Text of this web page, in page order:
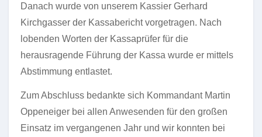
Danach wurde von unserem Kassier Gerhard
Kirchgasser der Kassabericht vorgetragen. Nach
lobenden Worten der Kassaprüfer für die
herausragende Führung der Kassa wurde er mittels
Abstimmung entlastet.
Zum Abschluss bedankte sich Kommandant Martin
Oppeneiger bei allen Anwesenden für den großen
Einsatz im vergangenen Jahr und wir konnten bei